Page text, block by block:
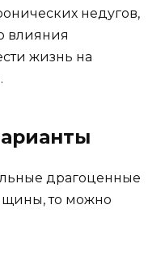
недугов,
влияния
жизнь на
драгоценные
то можно